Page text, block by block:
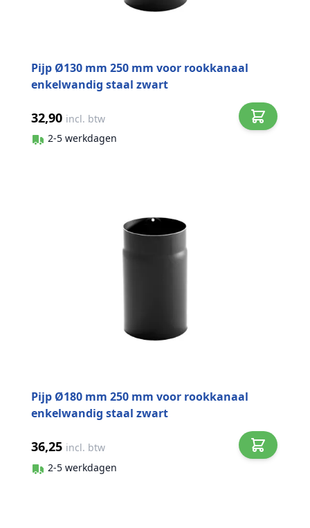
Pijp Ø130 mm 250 mm voor rookkanaal
enkelwandig staal zwart
32,90 incl. btw
2-5 werkdagen
Pijp Ø180 mm 250 mm voor rookkanaal
enkelwandig staal zwart
36,25 incl. btw
2-5 werkdagen